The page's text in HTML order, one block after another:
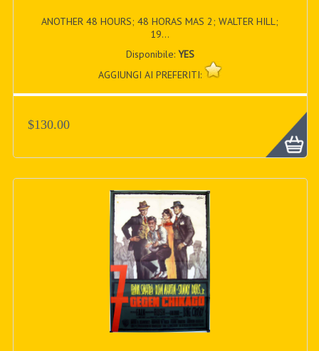
ANOTHER 48 HOURS; 48 HORAS MAS 2; WALTER HILL;
19...
Disponibile: YES
AGGIUNGI AI PREFERITI:
$130.00